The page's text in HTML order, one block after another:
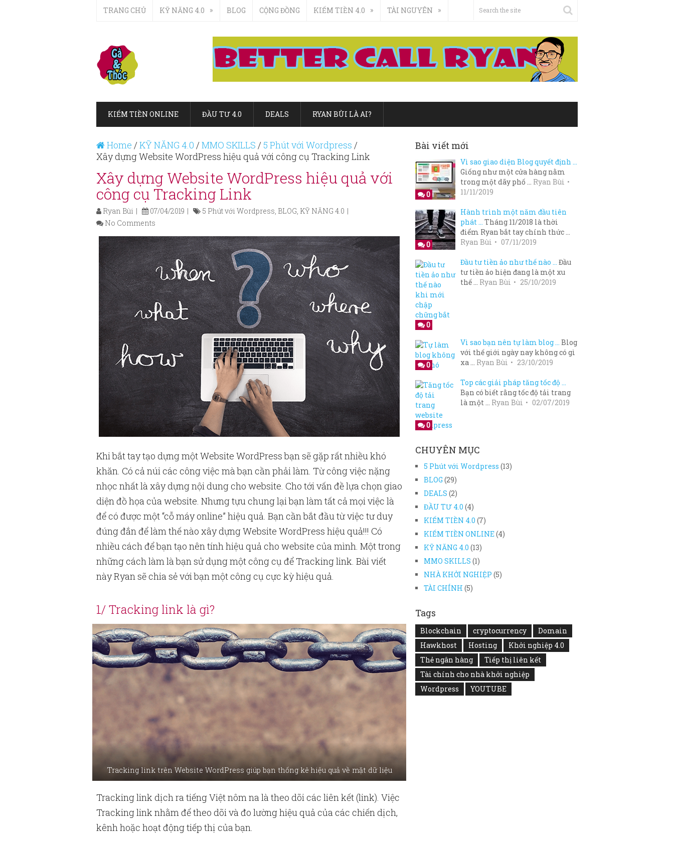
TRANG CHỦ KỸ NĂNG 4.0 BLOG CỘNG ĐỒNG KIẾM TIỀN 4.0 TÀI NGUYÊN
KIẾM TIỀN ONLINE ĐẦU TƯ 4.0 DEALS RYAN BÙI LÀ AI?
Home /KỸ NĂNG 4.0 /MMO SKILLS / 5 Phút với Wordpress /
Xây dựng Website WordPress hiệu quả với công cụ Tracking Link
Xây dựng Website WordPress hiệu quả với
công cụ Tracking Link
Ryan Bùi 07/04/2019 5 Phút với Wordpress, BLOG, KỸ NĂNG 4.0
No Comments
Khi bắt tay tạo dựng một Website WordPress bạn sẽ gặp rất nhiều khó
khăn. Có cả núi các công việc mà bạn cần phải làm. Từ công việc nặng
nhọc nhất là xây dựng nội dung cho website. Cho tới vấn đề lựa chọn giao
diện đồ họa của website. Nhưng tựu chung lại bạn làm tất cả mọi việc là
để có được một “cỗ máy online” hiệu quả. Bạn cần bắt đầu từ việc tư duy
đúng đắn để làm thế nào xây dựng Website WordPress hiệu quả!!! Có
nhiều cách để bạn tạo nên tính hiệu quả cho website của mình. Một trong
những cách làm là bạn sử dụng một công cụ để Tracking link. Bài viết
này Ryan sẽ chia sẻ với bạn một công cụ cực kỳ hiệu quả.
1/ Tracking link là gì?
Tracking link trên Website WordPress giúp bạn thống kê hiệu quả về mặt dữ liệu
Tracking link dịch ra tiếng Việt nôm na là theo dõi các liên kết (link). Việc
Tracking link nhằm để theo dõi và đo lường hiệu quả của các chiến dịch,
kênh hoặc hoạt động tiếp thị của bạn.
Bài viết mới
0
Vì sao giao diện Blog quyết định …
Giống như một cửa hàng nằm
trong một dãy phố … Ryan Bùi
11/11/2019
0
Hành trình một năm đầu tiên
phát … Tháng 11/2018 là thời
điểm Ryan bắt tay chính thức …
Ryan Bùi
07/11/2019
0
Đầu tư tiền ảo như thế nào … Đầu
tư tiền ảo hiện đang là một xu
thế … Ryan Bùi 25/10/2019
0
Vì sao bạn nên tự làm blog … Blog
với thế giới ngày nay không có gì
xa … Ryan Bùi 23/10/2019
0
Top các giải pháp tăng tốc độ …
Bạn có biết rằng tốc độ tải trang
là một … Ryan Bùi 02/07/2019
CHUYÊN MỤC
5 Phút với Wordpress (13)
BLOG (29)
DEALS (2)
ĐẦU TƯ 4.0 (4)
KIẾM TIỀN 4.0 (7)
KIẾM TIỀN ONLINE(4)
KỸ NĂNG 4.0 (13)
MMO SKILLS (1)
NHÀ KHỞI NGHIỆP (5)
TÀI CHÍNH (5)
Tags
Blockchain cryptocurrency
Domain
Hawkhost
Hosting
Khởi nghiệp 4.0
Thẻ ngân hàng
Tiếp thị liên kết
Tài chính cho nhà khởi nghiệp
Wordpress
YOUTUBE